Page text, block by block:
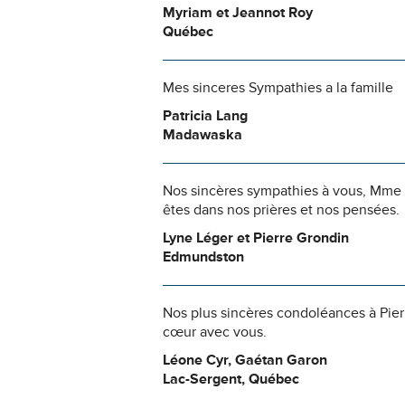
Myriam et Jeannot Roy
Québec
Mes sinceres Sympathies a la famille
Patricia Lang
Madawaska
Nos sincères sympathies à vous,
êtes dans nos prières et nos pensées.
Lyne Léger et Pierre Grondin
Edmundston
Nos plus sincères condoléances à
cœur avec vous.
Léone Cyr, Gaétan Garon
Lac-Sergent, Québec